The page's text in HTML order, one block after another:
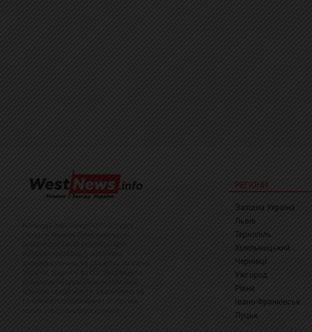
РЕГІОНИ
Західна Україна
Львів
Тернопіль
Хмельницький
Чернівці
Ужгород
Рівне
Івано-Франківськ
Луцьк